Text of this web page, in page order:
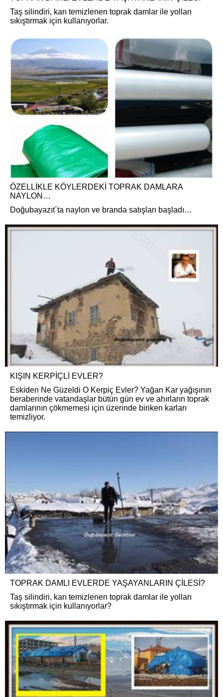
Taş silindiri, karı temizlenen toprak damlar ile yolları
sıkıştırmak için kullanıyorlar.
ÖZELLİKLE KÖYLERDEKİ TOPRAK DAMLARA
NAYLON…
Doğubayazıt´ta naylon ve branda satışları başladı…
KIŞIN KERPİÇLİ EVLER?
Eskiden Ne Güzeldi O Kerpiç Evler? Yağan Kar yağışının
beraberinde vatandaşlar bütün gün ev ve ahırların toprak
damlarının çökmemesi için üzerinde biriken karları
temizliyor.
TOPRAK DAMLI EVLERDE YAŞAYANLARIN ÇİLESİ?
Taş silindiri, karı temizlenen toprak damlar ile yolları
sıkıştırmak için kullanıyorlar?